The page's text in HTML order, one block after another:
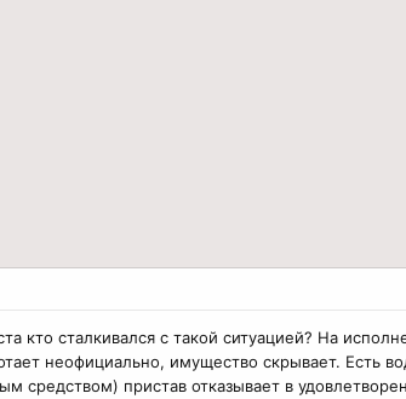
сталкивался с такой ситуацией? На
неофициально, имущество скрывает. Есть
средством) пристав отказывает в